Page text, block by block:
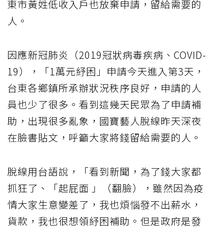
東市黃姓低收入戶也放棄申請，留給需要的
人。
因應新冠肺炎（2019冠狀病毒疾病、COVID-
19），「1萬元紓困」申請今天進入第3天，
台東各鄉鎮所承辦狀況秩序良好，申請的人
員也少了很多。看到這幾天民眾為了申請補
助，出現很多亂象，國寶藝人脫線昨天深夜
在臉書貼文，呼籲大家將錢留給需要的人。
脫線用台語說，「看到新聞，為了錢大家都
抓狂了、「起屁面 」（翻臉），雖然因為疫
情大家生意變差了，我也煩惱發不出薪水，
貨款，我也很想領紓困補助。但是政府是發